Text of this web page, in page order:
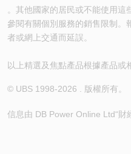
。其他國家的居民或不能使用這
參閱有關個別服務的銷售限制。
者或網上交通而延誤。
以上精選及焦點產品根據產品或
© UBS 1998-2026 . 版權所有。
信息由 DB Power Online Ltd“財